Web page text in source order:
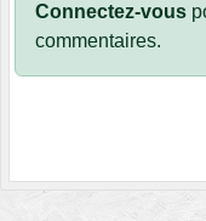
Connectez-vous
commentaires.